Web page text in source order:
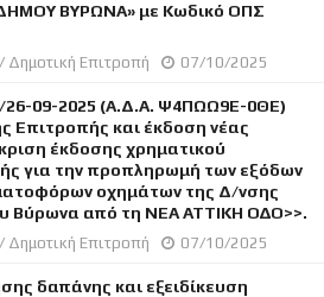
ΒΥΡΩΝΑ» με Κωδικό ΟΠΣ
Επιτροπή 07/10/2025
26-09-2025 (Α.Δ.Α. Ψ4ΠΩΩ9Ε-0ΘΕ)
Επιτροπής και έκδοση νέας
έκδοσης χρηματικού
για την προπληρωμή των εξόδων
οχημάτων της Δ/νσης
Βύρωνα από τη ΝΕΑ ΑΤΤΙΚΗ ΟΔΟ>>.
Επιτροπή 07/10/2025
δαπάνης και εξειδίκευση